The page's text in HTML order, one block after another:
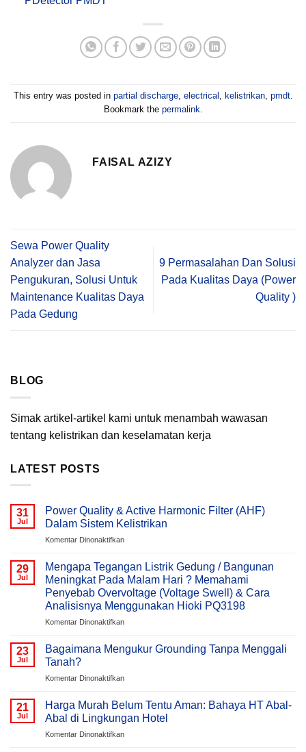
This entry was posted in partial discharge, electrical , kelistrikan, pmdt.
Bookmark the permalink.
FAISAL AZIZY
Sewa Power Quality
Analyzer dan Jasa
Pengukuran, Solusi Untuk
Maintenance Kualitas Daya
Pada Gedung
9 Permasalahan Dan Solusi
Pada Kualitas Daya (Power
Quality )
BLOG
Simak artikel-artikel kami untuk menambah wawasan
tentang kelistrikan dan keselamatan kerja
LATEST POSTS
31
Jul
Power Quality & Active Harmonic Filter (AHF)
Dalam Sistem Kelistrikan
Komentar Dinonaktifkanpada
Quality
&
Active
Harmonic
Filter
(AHF)
Sistem
Kelistrikan
29
Jul
Mengapa Tegangan Listrik Gedung / Bangunan
Meningkat Pada Malam Hari ? Memahami
Penyebab Overvoltage (Voltage Swell) & Cara
Analisisnya Menggunakan Hioki PQ3198
Komentar Dinonaktifkanpada
Tegangan
Listrik
/
Meningkat
Pada
Malam
Hari
23
Jul
Bagaimana Mengukur Grounding Tanpa Menggali
Tanah?
Komentar Dinonaktifkanpada
Mengukur
Grounding
Tanpa
Menggali
21
Jul
Harga Murah Belum Tentu Aman: Bahaya HT Abal-
Abal di Lingkungan Hotel
Komentar Dinonaktifkanpada